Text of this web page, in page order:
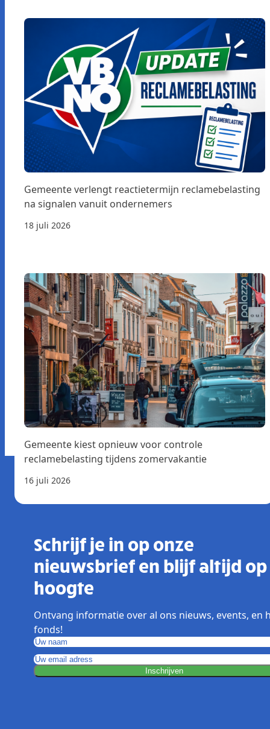
Gemeente verlengt reactietermijn reclamebelasting
na signalen vanuit ondernemers
18 juli 2026
Gemeente kiest opnieuw voor controle
reclamebelasting tijdens zomervakantie
16 juli 2026
Schrijf je in op onze
nieuwsbrief en blijf altijd op
hoogte
Ontvang informatie over al ons nieuws, events, en
fonds!
Inschrijven